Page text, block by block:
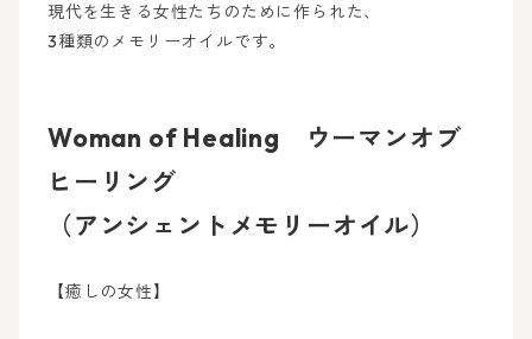
現代を生きる女性たちのために作られた、
3種類のメモリーオイルです。
Woman of Healing ウーマンオブ
ヒーリング
（アンシェントメモリーオイル）
【癒しの女性】